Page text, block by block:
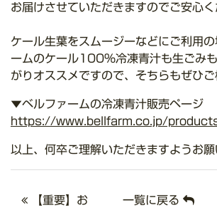
お届けさせていただきますのでご安心く
ケール生葉をスムージーなどにご利用
ームのケール100%冷凍青汁も生ごみ
がりオススメですので、そちらもぜひご
▼ベルファームの冷凍青汁販売ページ
https://www.bellfarm.co.jp/
以上、何卒ご理解いただきますようお願
【重要】お
一覧に戻る